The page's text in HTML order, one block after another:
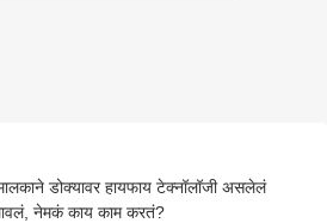
डोक्यावर हायफाय टेक्नॉलॉजी असलेलं
नेमकं काय काम करतं?